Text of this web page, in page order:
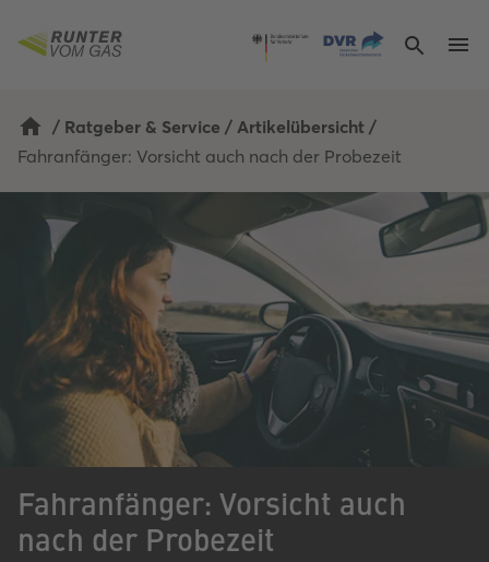
/ Ratgeber & Service / Artikelübersicht /
Fahranfänger: Vorsicht auch nach der Probezeit
Fahranfänger: Vorsicht auch
nach der Probezeit